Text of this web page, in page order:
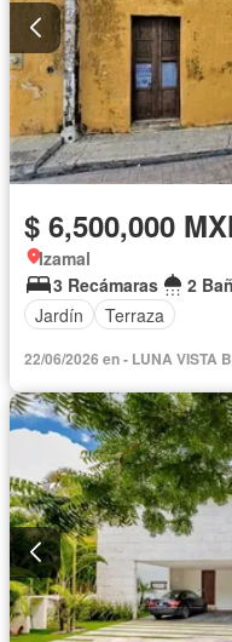
$ 6,500,000
Izamal
3 Recámaras
2
Jardín
Terraza
22/06/2026 en - LUNA VISTA